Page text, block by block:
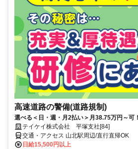
高速道路の警備(道路規制)
選べる＜日・週・月2払い＞月38.75万円～可
テイケイ株式会社 平塚支社[84]
交通・アクセス 山北駅周辺/直行直帰OK
日給15,500円以上